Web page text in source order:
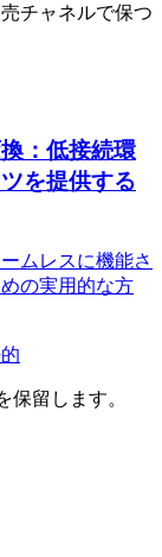
チャネルで保つ
：低接続環
を提供する
ムレスに機能さ
の実用的な方
保留します。